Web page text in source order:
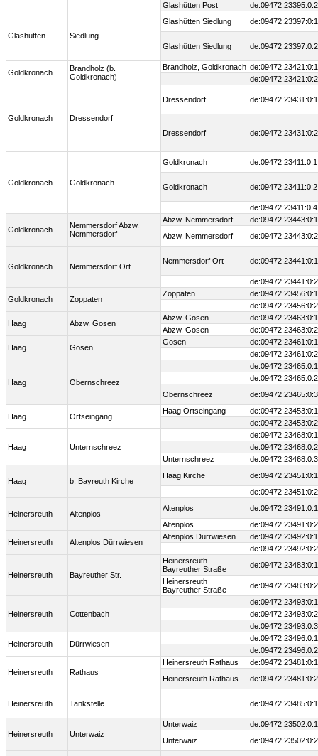
Glashütten Post
de:09472:23395:0:2
Glashütten Siedlung
Glashütten Siedlung de:09472:23397:0:1
Glashütten Siedlung de:09472:23397:0:2
Goldkronach
Brandholz (b.
Goldkronach)
Brandholz, Goldkronach de:09472:23421:0:1
de:09472:23421:0:2
Goldkronach Dressendorf
Dressendorf de:09472:23431:0:1
Dressendorf de:09472:23431:0:2
Goldkronach Goldkronach
Goldkronach de:09472:23411:0:1
Goldkronach de:09472:23411:0:2
Goldkronach
Nemmersdorf Abzw.
Nemmersdorf
Abzw. Nemmersdorf
de:09472:23443:0:1
Abzw. Nemmersdorf
de:09472:23443:0:2
Goldkronach Nemmersdorf Ort
Nemmersdorf Ort de:09472:23441:0:1
de:09472:23441:0:2
Goldkronach Zoppaten
Zoppaten
de:09472:23456:0:1
de:09472:23456:0:2
Haag Abzw. Gosen
Abzw. Gosen
de:09472:23463:0:1
Abzw. Gosen
de:09472:23463:0:2
Haag Gosen
Gosen
de:09472:23461:0:1
de:09472:23461:0:2
Haag Obernschreez
de:09472:23465:0:1
de:09472:23465:0:2
Obernschreez
de:09472:23465:0:3
Haag Ortseingang
Haag Ortseingang
de:09472:23453:0:1
de:09472:23453:0:2
Haag Unternschreez
de:09472:23468:0:1
de:09472:23468:0:2
Unternschreez
de:09472:23468:0:3
Haag b. Bayreuth Kirche
Haag Kirche
de:09472:23451:0:1
de:09472:23451:0:2
Heinersreuth Altenplos
Altenplos
de:09472:23491:0:1
Altenplos
de:09472:23491:0:2
Heinersreuth Altenplos Dürrwiesen
Altenplos Dürrwiesen
de:09472:23492:0:1
de:09472:23492:0:2
Heinersreuth Bayreuther Str.
Heinersreuth
Bayreuther Straße
de:09472:23483:0:1
Heinersreuth
Bayreuther Straße
de:09472:23483:0:2
Heinersreuth Cottenbach
de:09472:23493:0:1
de:09472:23493:0:2
de:09472:23493:0:3
Heinersreuth Dürrwiesen
de:09472:23496:0:1
de:09472:23496:0:2
Heinersreuth Rathaus
Heinersreuth Rathaus
de:09472:23481:0:1
Heinersreuth Rathaus
de:09472:23481:0:2
Heinersreuth Tankstelle de:09472:23485:0:1
Heinersreuth Unterwaiz
Unterwaiz
de:09472:23502:0:1
Unterwaiz
de:09472:23502:0:2